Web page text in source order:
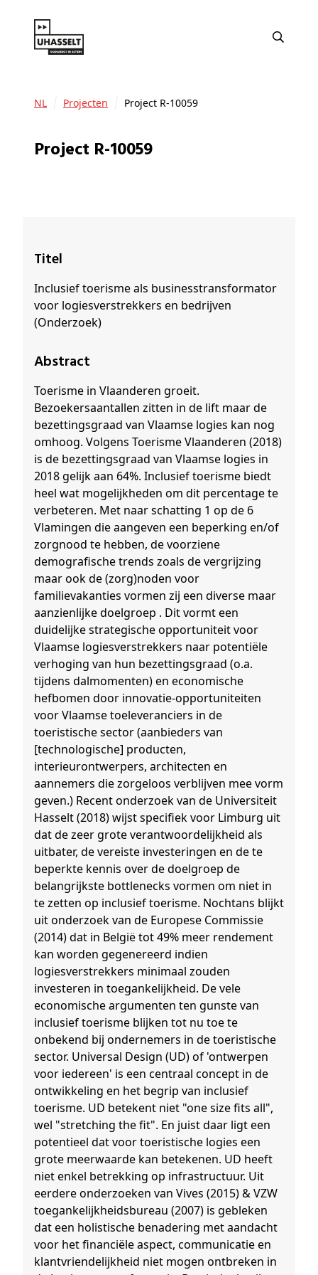
NL Projecten Project R-10059
Project R-10059
Titel
Inclusief toerisme als businesstransformator
voor logiesverstrekkers en bedrijven
(Onderzoek)
Abstract
Toerisme in Vlaanderen groeit.
Bezoekersaantallen zitten in de lift maar de
bezettingsgraad van Vlaamse logies kan nog
omhoog. Volgens Toerisme Vlaanderen (2018)
is de bezettingsgraad van Vlaamse logies in
2018 gelijk aan 64%. Inclusief toerisme biedt
heel wat mogelijkheden om dit percentage te
verbeteren. Met naar schatting 1 op de 6
Vlamingen die aangeven een beperking en/of
zorgnood te hebben, de voorziene
demografische trends zoals de vergrijzing
maar ook de (zorg)noden voor
familievakanties vormen zij een diverse maar
aanzienlijke doelgroep . Dit vormt een
duidelijke strategische opportuniteit voor
Vlaamse logiesverstrekkers naar potentiële
verhoging van hun bezettingsgraad (o.a.
tijdens dalmomenten) en economische
hefbomen door innovatie-opportuniteiten
voor Vlaamse toeleveranciers in de
toeristische sector (aanbieders van
[technologische] producten,
interieurontwerpers, architecten en
aannemers die zorgeloos verblijven mee vorm
geven.) Recent onderzoek van de Universiteit
Hasselt (2018) wijst specifiek voor Limburg uit
dat de zeer grote verantwoordelijkheid als
uitbater, de vereiste investeringen en de te
beperkte kennis over de doelgroep de
belangrijkste bottlenecks vormen om niet in
te zetten op inclusief toerisme. Nochtans blijkt
uit onderzoek van de Europese Commissie
(2014) dat in België tot 49% meer rendement
kan worden gegenereerd indien
logiesverstrekkers minimaal zouden
investeren in toegankelijkheid. De vele
economische argumenten ten gunste van
inclusief toerisme blijken tot nu toe te
onbekend bij ondernemers in de toeristische
sector. Universal Design (UD) of 'ontwerpen
voor iedereen' is een centraal concept in de
ontwikkeling en het begrip van inclusief
toerisme. UD betekent niet "one size fits all",
wel "stretching the fit". En juist daar ligt een
potentieel dat voor toeristische logies een
grote meerwaarde kan betekenen. UD heeft
niet enkel betrekking op infrastructuur. Uit
eerdere onderzoeken van Vives (2015) & VZW
toegankelijkheidsbureau (2007) is gebleken
dat een holistische benadering met aandacht
voor het financiële aspect, communicatie en
klantvriendelijkheid niet mogen ontbreken in